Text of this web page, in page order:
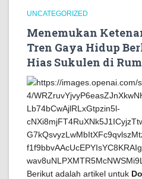
UNCATEGORIZED
Menemukan
Tren Gaya Hidup
Hias Sukulen di
Berikut adalah artikel untuk